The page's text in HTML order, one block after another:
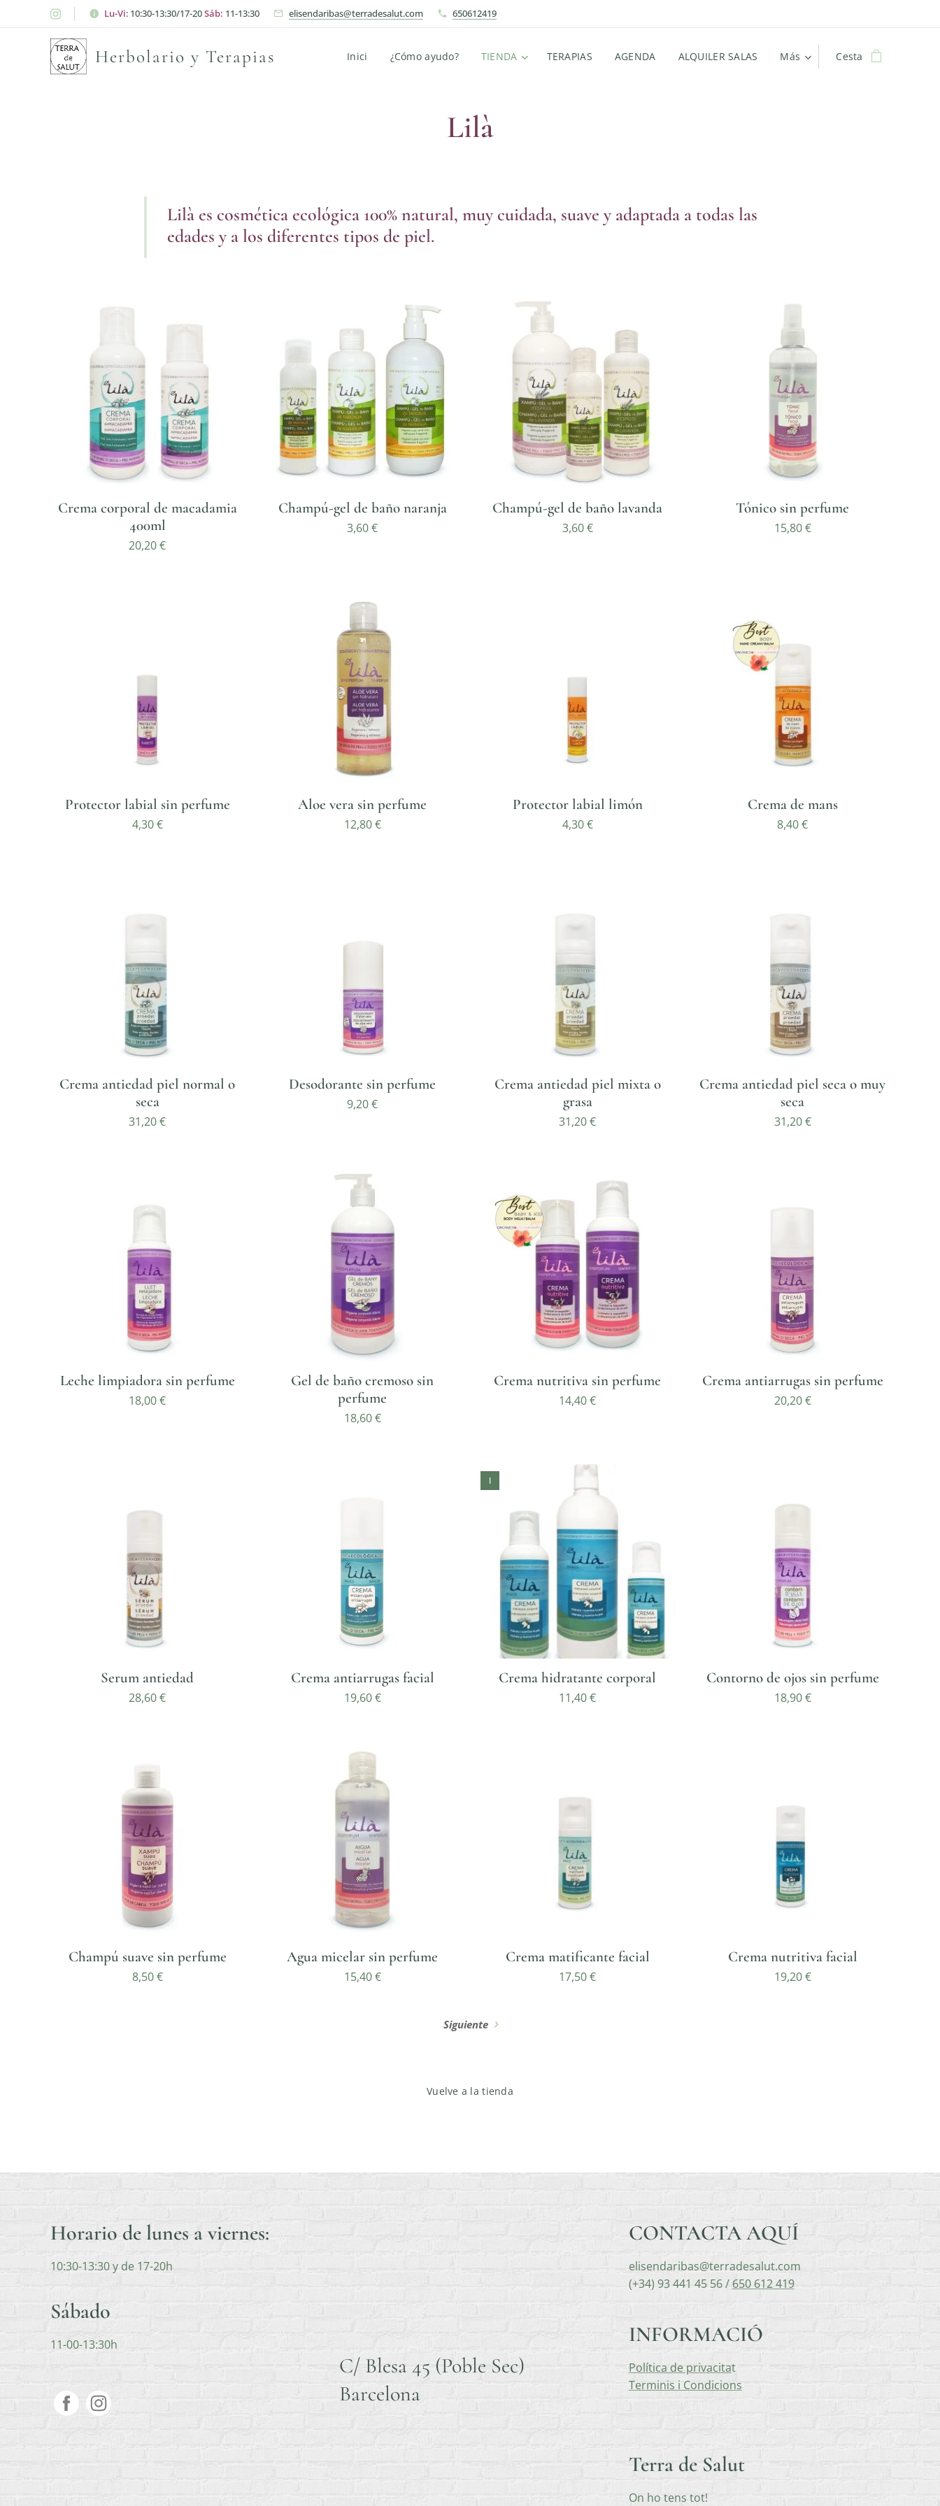
Lu-Vi: 10:30-13:30/17-20Sáb: 11-13:30 elisendaribas@terradesalut.com 650612419
Herbolario y Terapias Inici ¿Cómo ayudo? TIENDA TERAPIAS AGENDA ALQUILER SALAS Más Cesta
Lilà
Lilà es cosmética ecológica 100% natural, muy cuidada, suave y adaptada a todas las
edades y a los diferentes tipos de piel.
Crema corporal de macadamia
400ml
20,20€
Champú-gel de baño naranja
3,60€
Champú-gel de baño lavanda
3,60€
Tónico sin perfume
15,80€
Protector labial sin perfume
4,30€
Aloe vera sin perfume
12,80€
Protector labial limón
4,30€
Crema de mans
8,40€
Crema antiedad piel normal o
seca
31,20€
Desodorante sin perfume
9,20€
Crema antiedad piel mixta o
grasa
31,20€
Crema antiedad piel seca o muy
seca
31,20€
Leche limpiadora sin perfume
18,00€
Gel de baño cremoso sin
perfume
18,60€
Crema nutritiva sin perfume
14,40€
Crema antiarrugas sin perfume
20,20€
Serum antiedad
28,60€
Crema antiarrugas facial
19,60€
Crema hidratante corporal
l
11,40€
Contorno de ojos sin perfume
18,90€
Champú suave sin perfume
8,50€
Agua micelar sin perfume
15,40€
Crema matificante facial
17,50€
Crema nutritiva facial
19,20€
Siguiente
Vuelve a la tienda
Horario de lunes a viernes:
10:30-13:30 y de 17-20h
Sábado
11-00-13:30h
C/ Blesa 45 (Poble Sec)
Barcelona
CONTACTA AQUÍ
elisendaribas@terradesalut.com
(+34) 93 441 45 56 / 650 612 419
INFORMACIÓ
Política de privacitat
Terminis i Condicions
Terra de Salut
On ho tens tot!